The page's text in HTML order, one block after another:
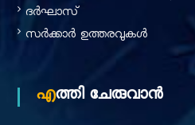
ദര്‍ഘാസ്
സർക്കാർ ഉത്തരവുകൾ
എത്തി ചേരുവാൻ